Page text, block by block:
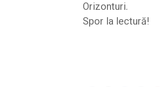
Orizonturi.
Spor la lectură!